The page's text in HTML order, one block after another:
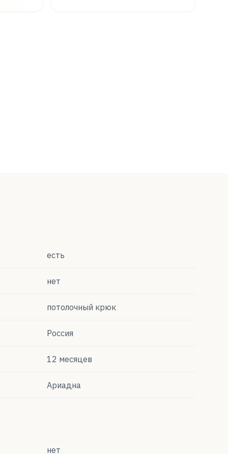
есть
нет
потолочный крюк
Россия
12 месяцев
Ариадна
нет